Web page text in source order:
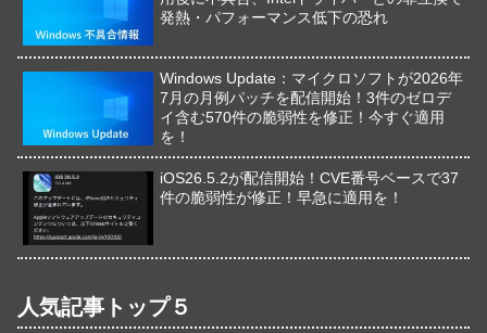
発熱・パフォーマンス低下の恐れ
Windows Update：マイクロソフトが2026年
7月の月例パッチを配信開始！3件のゼロデ
イ含む570件の脆弱性を修正！今すぐ適用
を！
iOS26.5.2が配信開始！CVE番号ベースで37
件の脆弱性が修正！早急に適用を！
人気記事トップ５